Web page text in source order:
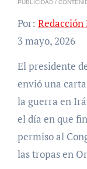
PUBLICIDAD /
Por:
3 mayo, 2026
El presidente de Estados Unidos, Donald Trump,
envió una
la guerra en
el día en que
permiso al
las tropas en